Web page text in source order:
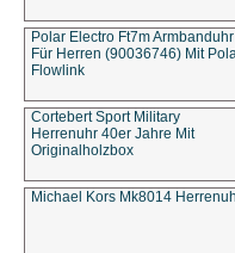
Polar Electro Ft7m Armbanduhr
Für Herren (90036746) Mit
Flowlink
Cortebert Sport Military
Herrenuhr 40er Jahre Mit
Originalholzbox
Michael Kors Mk8014